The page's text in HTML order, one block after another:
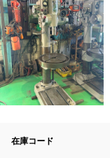
在庫コード